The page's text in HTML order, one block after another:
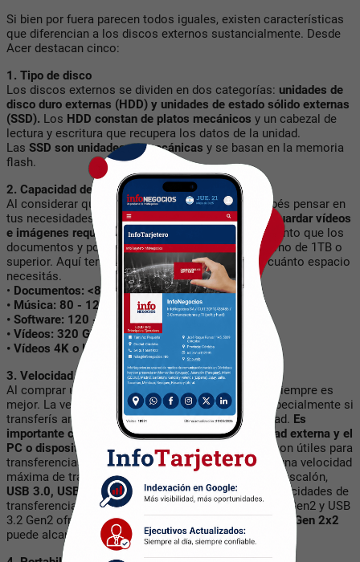
Si bien por fuera parecen todos iguales, existen características
que diferencian a los discos externos sustancialmente. Desde
Acer destacan cinco:
1. Tipo de disco
Los discos externos se dividen en dos categorías: unidades de
disco duro externas (HDD) y unidades de estado sólido externas
(SSD). Los HDD constan de platos mecánicos y un cabezal de
lectura y escritura que recupera los datos de la unidad.
Las SSD son unidades no mecánicas y se basan en la memoria
flash.
2. Capacidad de almacenamiento
Al considerar qué disco duro externo comprar, debés pensar en
tus necesidades de almacenamiento. En general, guardar vídeos
e imágenes requerirá más espacio
de almacenamiento que los
documentos y podés necesitar un disco duro externo de 1TB o
superior. Aquí tenés una guía general para saber cuánto espacio
necesitás.
• Documentos: <80 GB
• Música: 80 - 120 GB
• Software: 120 - 320 GB
• Vídeos: 320 GB - 1 TB
• Vídeos 4K o HD: más de 1 - 2 TB
3. Velocidad de transferencia y tipo de conexión
Al comprar un disco duro externo, más grande no siempre es
mejor. La velocidad de transferencia es crucial, especialmente si
transferís archivos de un lado a otro con regularidad. Es
importante considerar cómo se conectarán la unidad externa y el
PC o dispositivo móvil.
Los dispositivos
son útiles para
transferencias pequeñas e irregulares, pero tienen una velocidad
máxima de transferencia de 480 Mbps. El siguiente escalón,
USB 3.0, USB 3.1 Gen1 o USB 3.2 Gen1ofrecen velocidades de
transferencia de unos5 Gbps, mientras que USB 3.1 Gen2 y USB
3.2 Gen2 ofrecen
10Gbps . Por si fuera poco,USB 3.2 Gen 2x2
puede alcanzar hasta20 Gbps.